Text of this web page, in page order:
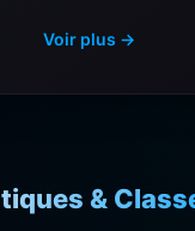
Voir plus →
&